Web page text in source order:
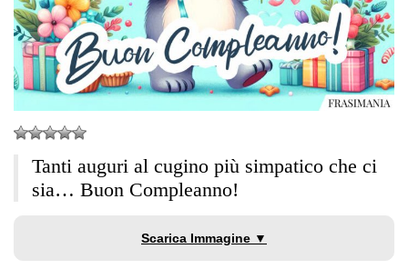
Tanti auguri al cugino più simpatico che ci
sia… Buon Compleanno!
Scarica Immagine ▼